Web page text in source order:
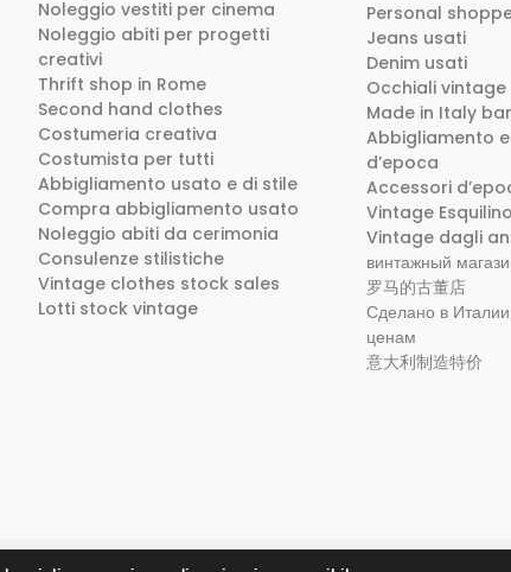
Noleggio vestiti per cinema
Noleggio abiti per progetti
creativi
Thrift shop in Rome
Second hand clothes
Costumeria creativa
Costumista per tutti
Abbigliamento usato e di stile
Compra abbigliamento usato
Noleggio abiti da cerimonia
Consulenze stilistiche
Vintage clothes stock sales
Lotti stock vintage
Personal
Jeans usati
Denim usati
Occhiali vintage
Made in Italy
Abbigliamento
d’epoca
Accessori
Vintage Esquilino
Vintage dagli
винтажный
罗马的古董店
Сделано в
ценам
意大利制造特价